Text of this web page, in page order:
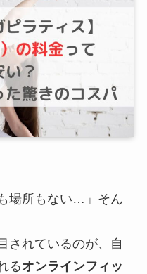
場所もない…」そん
されているのが、自
るオンラインフィッ